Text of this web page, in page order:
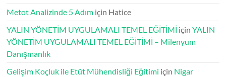
Metot Analizinde 5 Adım için Hatice
YALIN YÖNETİM UYGULAMALI TEMEL EĞİTİMİ içinYALIN
YÖNETİM UYGULAMALI TEMEL EĞİTİMİ – Milenyum
Danışmanlık
Gelişim Koçluk ile Etüt Mühendisliği Eğitimi için Nigar